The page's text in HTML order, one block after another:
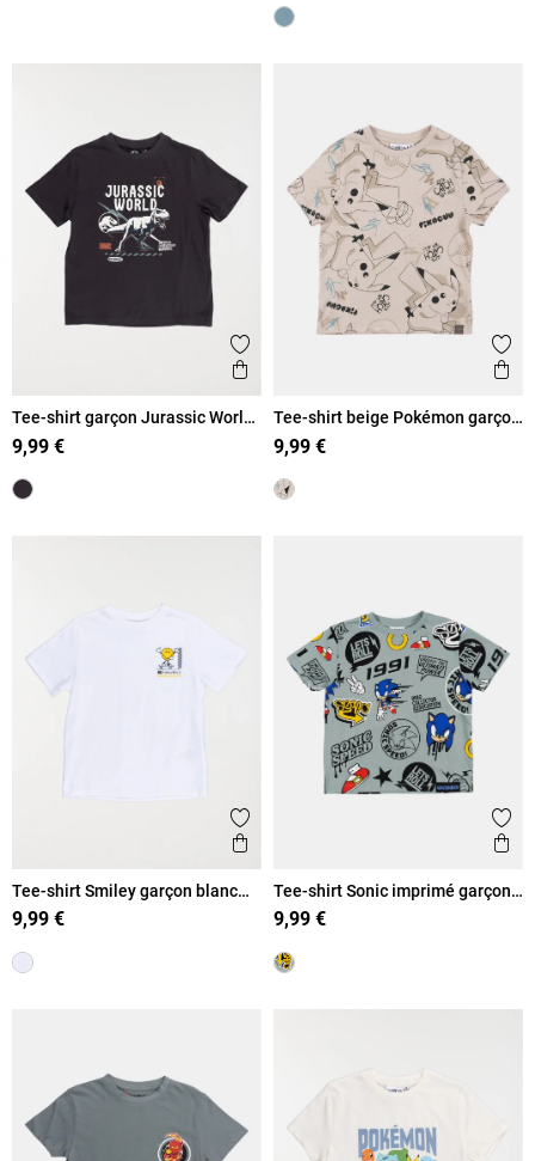
Ajouter aux favoris
Aperçu rapide
Tee-shirt garçon Jurassic World
(5-12A)
9,99 €
Tee-shirt beige Pokémon garçon
(5-12A)
9,99 €
Ajouter aux favoris
Aperçu rapide
Tee-shirt Smiley garçon blanc
(6-12A)
9,99 €
Tee-shirt Sonic imprimé garçon
(5-12A)
9,99 €